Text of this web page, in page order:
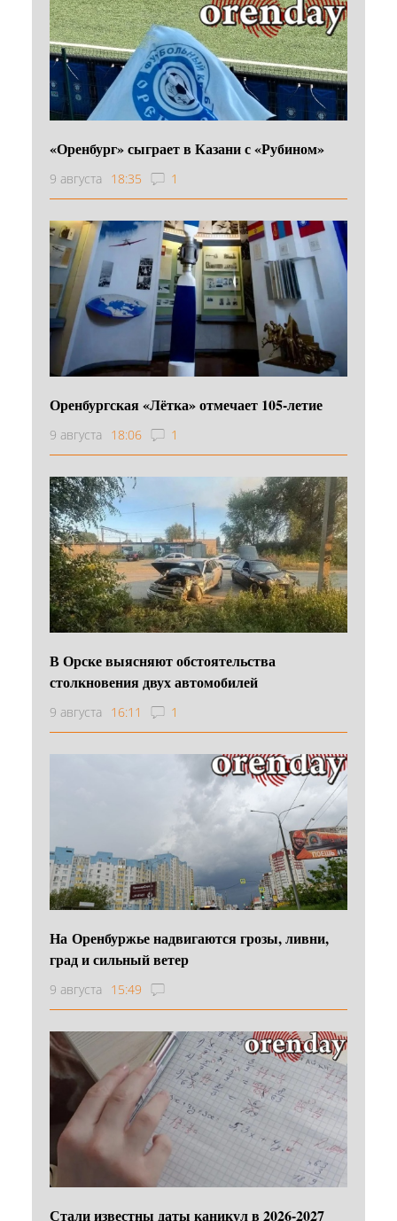
«Оренбург» сыграет в Казани с «Рубином»
9 августа 18:35 1
Оренбургская «Лётка» отмечает 105-летие
9 августа 18:06 1
В Орске выясняют обстоятельства
столкновения двух автомобилей
9 августа 16:11 1
На Оренбуржье надвигаются грозы, ливни,
град и сильный ветер
9 августа 15:49
Стали известны даты каникул в 2026-2027